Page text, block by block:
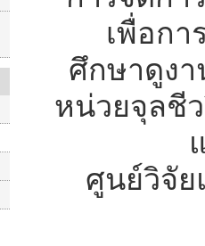
เพื่อกา
ศึกษาดูงา
หน่วยจุลชี
ศูนย์วิจัย